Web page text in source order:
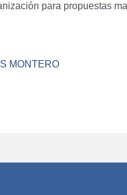
para propuestas
MONTERO